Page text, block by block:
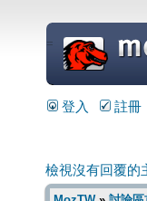
=
登入 註冊
檢視沒有回覆的